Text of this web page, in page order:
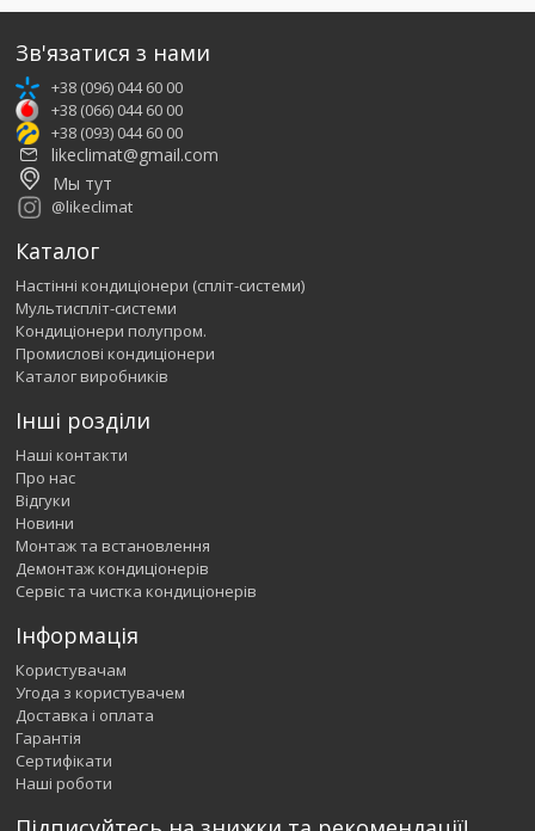
Зв'язатися з нами
+38 (096) 044 60 00
+38 (066) 044 60 00
+38 (093) 044 60 00
likeclimat@gmail.com
Мы тут
@likeclimat
Каталог
Настінні кондиціонери (спліт-системи)
Мультиспліт-системи
Кондиціонери полупром.
Промислові кондиціонери
Каталог виробників
Інші розділи
Наші контакти
Про нас
Відгуки
Новини
Монтаж та встановлення
Демонтаж кондиціонерів
Сервіс та чистка кондиціонерів
Інформація
Користувачам
Угода з користувачем
Доставка і оплата
Гарантія
Сертифікати
Наші роботи